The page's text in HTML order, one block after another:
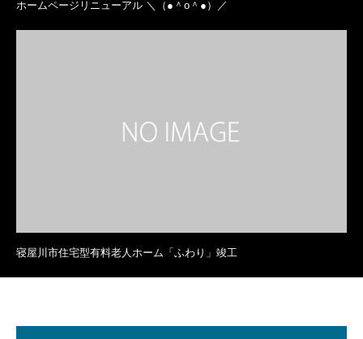
ホームページリニューアル ＼（●＾o＾●）／
寝屋川市住宅型有料老人ホーム「ふわり」竣工